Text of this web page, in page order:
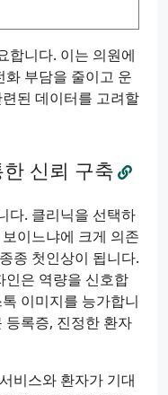
합니다. 이는 의원에
화 부담을 줄이고 운
된 데이터를 고려할
신뢰 구축
다. 클리닉을 선택하
이느냐에 크게 의존
종 첫인상이 됩니다.
인은 역량을 신호합
이미지를 능가합니
등록증, 진정한 환자
비스와 환자가 기대